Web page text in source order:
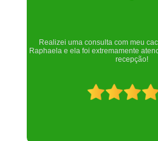
Um lugar maravilhoso. Sempre serei
nós!